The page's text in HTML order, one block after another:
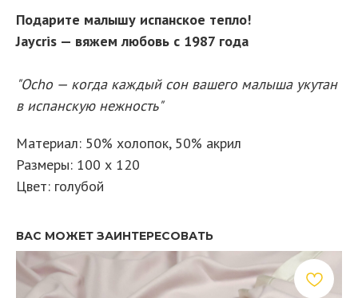
Подарите малышу испанское тепло!
Jaycris — вяжем любовь с 1987 года
"Ocho — когда каждый сон вашего малыша укутан
в испанскую нежность"
Материал: 50% холопок, 50% акрил
Размеры: 100 х 120
Цвет: голубой
ВАС МОЖЕТ ЗАИНТЕРЕСОВАТЬ